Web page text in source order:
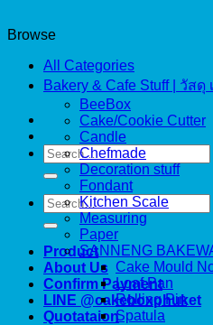
Search
for:
Search
for:
Product
About Us
Confirm Payment
LINE @cakeboxphuket
Quotataion
Browse
All Categories
Bakery & Cafe Stuff | วัสดุ
BeeBox
Cake/Cookie Cutter
Candle
Chefmade
Decoration stuff
Fondant
Kitchen Scale
Measuring
Paper
SANNENG
Cake Mould
Loaf Pan
Rolling Pin
Spatula